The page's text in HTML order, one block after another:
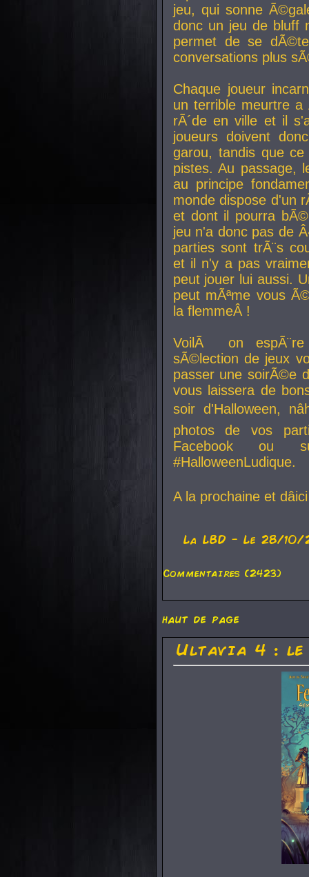
jeu, qui sonne
donc un jeu de bluff
permet de se
conversations plus
Chaque joueur
un terrible meurtre
rÃ´de en ville et il
joueurs doivent
garou, tandis que
pistes. Au passage,
au principe
monde dispose d'un
et dont il pourra
jeu n'a donc pas de
parties sont trÃ¨s
et il n'y a pas
peut jouer lui aussi.
peut mÃªme vous
la flemmeÂ !
VoilÃ on
sÃ©lection de jeux
passer une soirÃ©e
vous laissera de
soir d'Halloween,
photos de vos
Facebook ou
#HalloweenLudique.
A la prochaine et
La LBD - Le 28/10/
Commentaires (2423)
haut de page
Ultavia 4 :